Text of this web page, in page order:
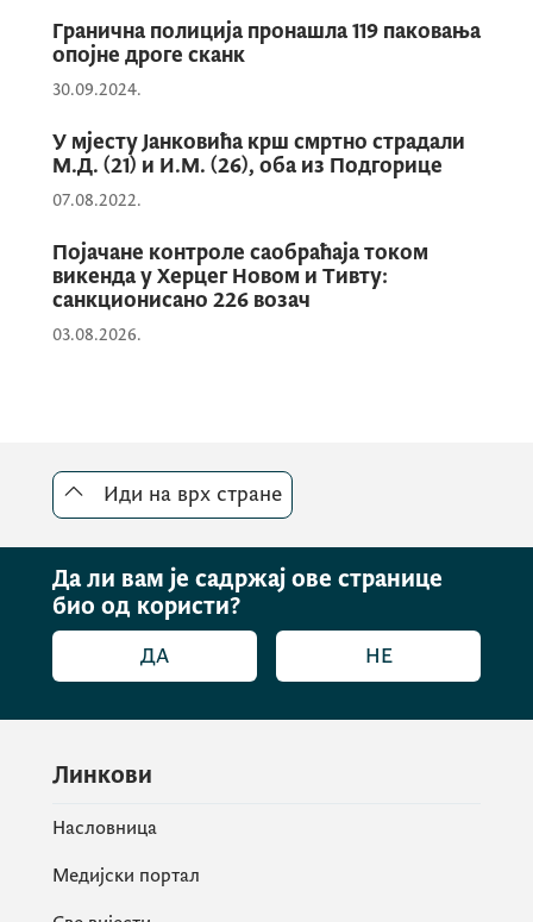
Гранична полиција пронашла 119 паковања
опојне дроге сканк
30.09.2024.
У мјесту Јанковића крш смртно страдали
М.Д. (21) и И.М. (26), оба из Подгорице
07.08.2022.
Појачане контроле саобраћаја током
викенда у Херцег Новом и Тивту:
санкционисано 226 возач
03.08.2026.
Иди на врх стране
Да ли вам је садржај ове странице
био од користи?
ДА НЕ
Линкови
Насловница
Медијски портал